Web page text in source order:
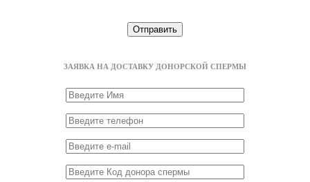
ЗАЯВКА НА ДОСТАВКУ ДОНОРСКОЙ СПЕРМЫ